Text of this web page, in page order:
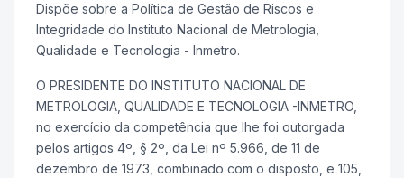
Dispõe sobre a Política de Gestão de Riscos e
Integridade do Instituto Nacional de Metrologia,
Qualidade e Tecnologia - Inmetro.
O PRESIDENTE DO INSTITUTO NACIONAL DE
METROLOGIA, QUALIDADE E TECNOLOGIA -INMETRO,
no exercício da competência que lhe foi outorgada
pelos artigos 4º, § 2º, da Lei nº 5.966, de 11 de
dezembro de 1973, combinado com o disposto, e 105,